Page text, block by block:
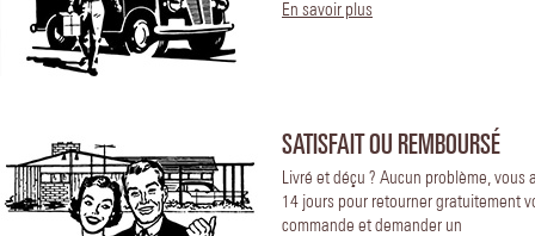
En savoir plus
SATISFAIT OU REMBOURSÉ
Livré et déçu ? Aucun problème, vous
14 jours pour retourner gratuitement
commande et demander un